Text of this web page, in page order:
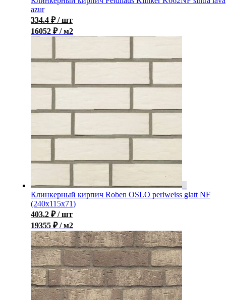
azur
334.4 ₽ / шт
16052 ₽ / м2
Клинкерный кирпич Roben OSLO perlweiss glatt NF
(240x115x71)
403.2 ₽ / шт
19355 ₽ / м2